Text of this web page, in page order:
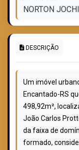
NORTON
DESCRIÇÃO
Um imóvel
Encantado-RS
498,92m²,
João Carlos
da faixa de
formado,